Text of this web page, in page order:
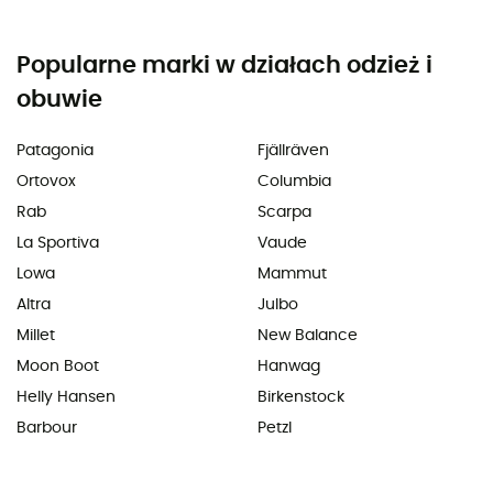
Popularne marki w działach odzież i
obuwie
Patagonia
Ortovox
Rab
La Sportiva
Lowa
Altra
Millet
Moon Boot
Helly Hansen
Barbour
Fjällräven
Columbia
Scarpa
Vaude
Mammut
Julbo
New Balance
Hanwag
Birkenstock
Petzl